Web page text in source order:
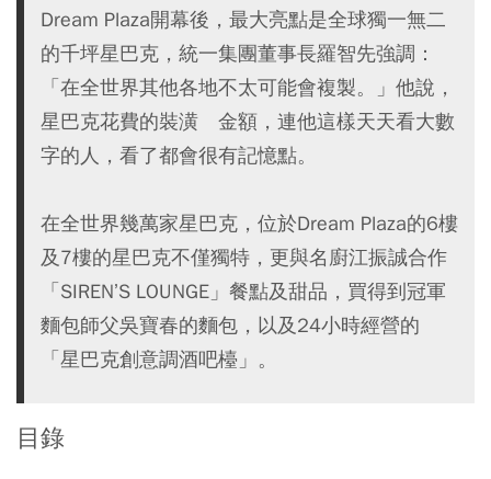
Dream Plaza開幕後，最大亮點是全球獨一無二
的千坪星巴克，統一集團董事長羅智先強調：
「在全世界其他各地不太可能會複製。」他說，
星巴克花費的裝潢 金額，連他這樣天天看大數
字的人，看了都會很有記憶點。
在全世界幾萬家星巴克，位於Dream Plaza的6樓
及7樓的星巴克不僅獨特，更與名廚江振誠合作
「SIREN’S LOUNGE」餐點及甜品，買得到冠軍
麵包師父吳寶春的麵包，以及24小時經營的
「星巴克創意調酒吧檯」。
目錄